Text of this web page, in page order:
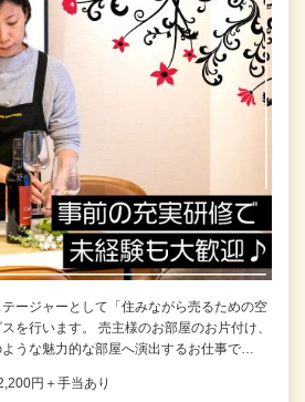
ージャーとして「住みながら売るための空
を行います。 売主様のお部屋のお片付け、
うな魅力的な部屋へ演出するお仕事で…
円＋手当あり